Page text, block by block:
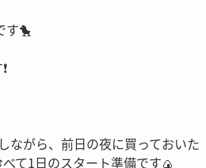
す🐤
ながら、前日の夜に買っておいた
て1日のスタート準備です🍙